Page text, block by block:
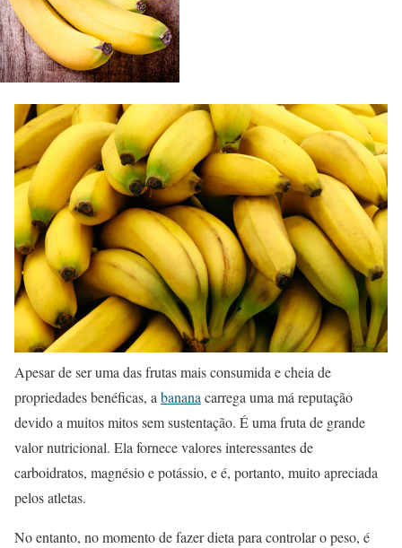
Apesar de ser uma das frutas mais consumida e cheia de
propriedades benéficas, abananacarrega uma má reputação
devido a muitos mitos sem sustentação. É uma fruta de grande
valor nutricional. Ela fornece valores interessantes de
carboidratos, magnésio e potássio, e é, portanto, muito apreciada
pelos atletas.
No entanto, no momento de fazer dieta para controlar o peso, é